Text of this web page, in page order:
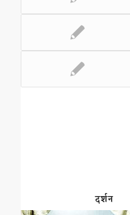
दर्शन